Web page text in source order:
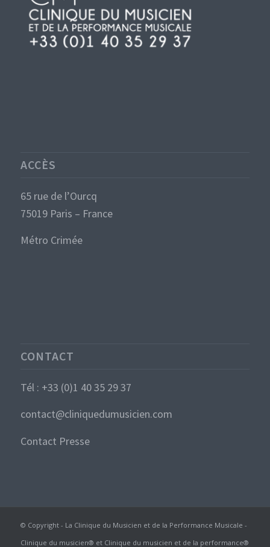
ACCÈS
65 rue de l’Ourcq
75019 Paris – France
Métro Crimée
CONTACT
Tél : +33 (0)1 40 35 29 37
contact@cliniquedumusicien.com
Contact Presse
© Copyright - La Clinique du Musicien et de la Performance Musicale -
Clinique du musicien® et Clinique du musicien et de la performance®